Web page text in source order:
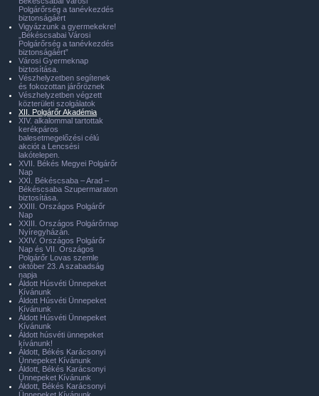
Polgárőrség a tanévkezdés
biztonságáért
Vigyázzunk a gyermekekre!
„Békéscsabai Városi
Polgárőrség a tanévkezdés
biztonságáért”
Városi Gyermeknap
biztosítása.
Vészhelyzetben segítenek
és fokozottan járőröznek
Vészhelyzetben végzett
közterületi szolgálatok
XII. Polgárőr Akadémia
XIV. alkalommal tartottak
kerékpáros
balesetmegelőzési célú
akciót a Lencsési
lakótelepen.
XVII. Békés Megyei Polgárőr
Nap
XXI. Békéscsaba – Arad –
Békéscsaba Szupermaraton
biztosítása.
XXIII. Országos Polgárőr
Nap
XXIII. Országos Polgárőrnap
Nyíregyházán.
XXIV. Országos Polgárőr
Nap és VII. Országos
Polgárőr Lovas szemle
október 23. A szabadság
napja
Áldott Húsvéti Ünnepeket
Kívánunk
Áldott Húsvéti Ünnepeket
Kívánunk
Áldott Húsvéti Ünnepeket
Kívánunk
Áldott húsvéti ünnepeket
kívánunk!
Áldott, Békés Karácsonyi
Ünnepeket Kívánunk
Áldott, Békés Karácsonyi
Ünnepeket Kívánunk
Áldott, Békés Karácsonyi